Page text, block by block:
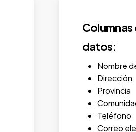
Columnas
datos:
Nombre
Dirección
Provincia
Teléfono
Correo